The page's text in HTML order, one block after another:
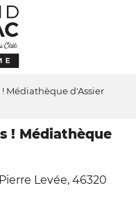
Médiathèque d'Assier
! Médiathèque
Levée, 46320